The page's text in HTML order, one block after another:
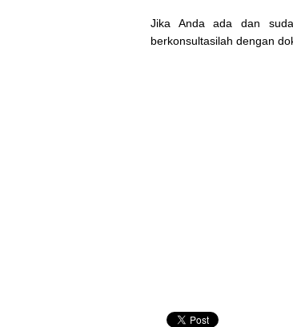
Jika Anda ada dan
berkonsultasilah dengan